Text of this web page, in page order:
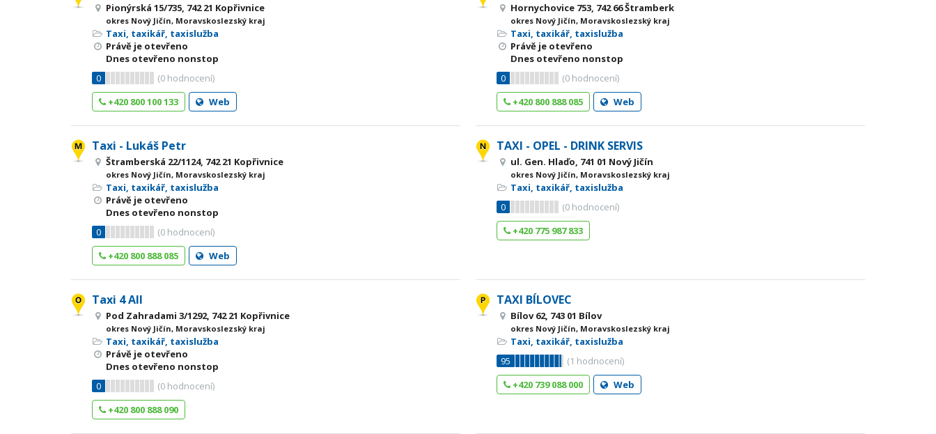
Pionýrská 15/735, 742 21 Kopřivnice
okres Nový Jičín, Moravskoslezský kraj
Taxi, taxikář, taxislužba
Právě je otevřeno
Dnes otevřeno nonstop
0
(0 hodnocení)
+420 800 100 133
Web
Hornychovice 753, 742 66 Štramberk
okres Nový Jičín, Moravskoslezský kraj
Taxi, taxikář, taxislužba
Právě je otevřeno
Dnes otevřeno nonstop
0
(0 hodnocení)
+420 800 888 085
Web
Taxi - Lukáš Petr
Štramberská 22/1124, 742 21 Kopřivnice
okres Nový Jičín, Moravskoslezský kraj
Taxi, taxikář, taxislužba
Právě je otevřeno
Dnes otevřeno nonstop
0
(0 hodnocení)
+420 800 888 085
Web
TAXI - OPEL - DRINK SERVIS
ul. Gen. Hlaďo, 741 01 Nový Jičín
okres Nový Jičín, Moravskoslezský kraj
Taxi, taxikář, taxislužba
0
(0 hodnocení)
+420 775 987 833
Taxi 4 All
Pod Zahradami 3/1292, 742 21 Kopřivnice
okres Nový Jičín, Moravskoslezský kraj
Taxi, taxikář, taxislužba
Právě je otevřeno
Dnes otevřeno nonstop
0
(0 hodnocení)
+420 800 888 090
TAXI BÍLOVEC
Bílov 62, 743 01 Bílov
okres Nový Jičín, Moravskoslezský kraj
Taxi, taxikář, taxislužba
95
(1 hodnocení)
+420 739 088 000
Web